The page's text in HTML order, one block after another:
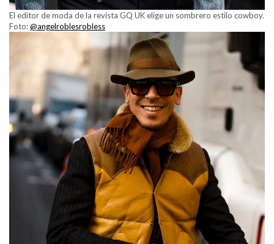
El editor de moda de la revista GQ UK elige un sombrero estilo cowboy.
Foto:@angelroblesrobless